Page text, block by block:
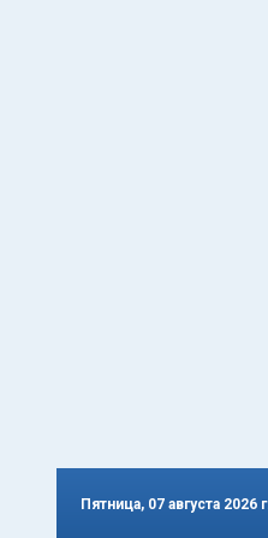
Пятница, 07 августа 2026